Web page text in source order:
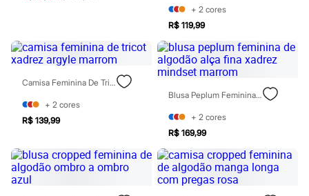
Maquiagens
Base
Batom
Blush
Gloss
Pó facial
Banderas
Beleza C&A
Boca Rosa
+ 2 cores
R$ 119,99
Camisa Feminina De Tricot Xadrez Argyle Marrom
+ 2 cores
R$ 139,99
Blusa Peplum Feminina De Algodão Alça Fina Xadrez Mindset Marrom
+ 2 cores
R$ 169,99